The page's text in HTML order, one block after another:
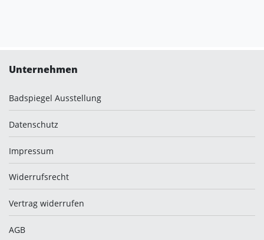
Unternehmen
Badspiegel Ausstellung
Datenschutz
Impressum
Widerrufsrecht
Vertrag widerrufen
AGB